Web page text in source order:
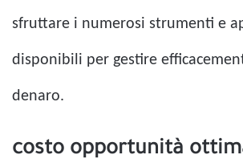
sfruttare i numerosi strumenti e
disponibili per gestire
denaro.
costo opportunità